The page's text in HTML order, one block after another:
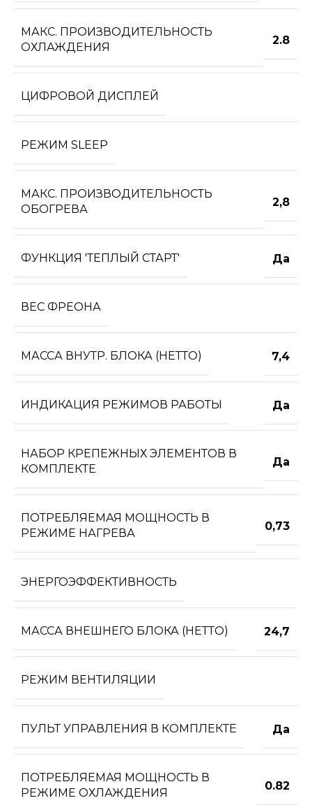
МАКС. ПРОИЗВОДИТЕЛЬНОСТЬ
ОХЛАЖДЕНИЯ
2.8
ЦИФРОВОЙ ДИСПЛЕЙ
РЕЖИМ SLEEP
МАКС. ПРОИЗВОДИТЕЛЬНОСТЬ
ОБОГРЕВА
2,8
ФУНКЦИЯ 'ТЕПЛЫЙ СТАРТ' Да
ВЕС ФРЕОНА
МАССА ВНУТР. БЛОКА (НЕТТО) 7,4
ИНДИКАЦИЯ РЕЖИМОВ РАБОТЫ Да
НАБОР КРЕПЕЖНЫХ ЭЛЕМЕНТОВ В
КОМПЛЕКТЕ
Да
ПОТРЕБЛЯЕМАЯ МОЩНОСТЬ В
РЕЖИМЕ НАГРЕВА
0,73
ЭНЕРГОЭФФЕКТИВНОСТЬ
МАССА ВНЕШНЕГО БЛОКА (НЕТТО) 24,7
РЕЖИМ ВЕНТИЛЯЦИИ
ПУЛЬТ УПРАВЛЕНИЯ В КОМПЛЕКТЕ Да
ПОТРЕБЛЯЕМАЯ МОЩНОСТЬ В
РЕЖИМЕ ОХЛАЖДЕНИЯ
0.82